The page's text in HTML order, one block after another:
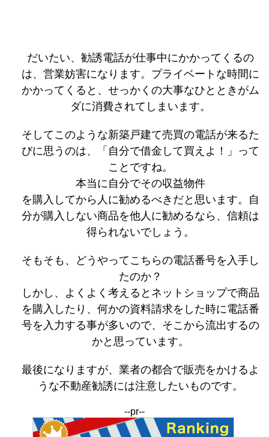
だいたい、勧誘電話が仕事中にかかってくるの
は、営業妨害になります。プライベートな時間に
かかってくると、せっかくの大事なひとときがム
ダに消費されてしまいます。
そしてこのような新築戸建て売買の電話が来るた
びに思うのは、「自分で借金して買えよ！」って
ことですね。
本当に自分でその収益物件
を購入してから人に勧めるべきだと思います。自
分が購入しない商品を他人に勧めるなら、信頼は
得られないでしょう。
そもそも、どうやってこちらの電話番号を入手し
たのか？
しかし、よくよく考えるとネットショップで商品
を購入したり、何かの資料請求をした時に電話番
号を入力する事が多いので、そこから流出するの
かと思っています。
最後になりますが、業者の都合で販売をかけるよ
うな不動産勧誘には注意したいものです。
--pr--